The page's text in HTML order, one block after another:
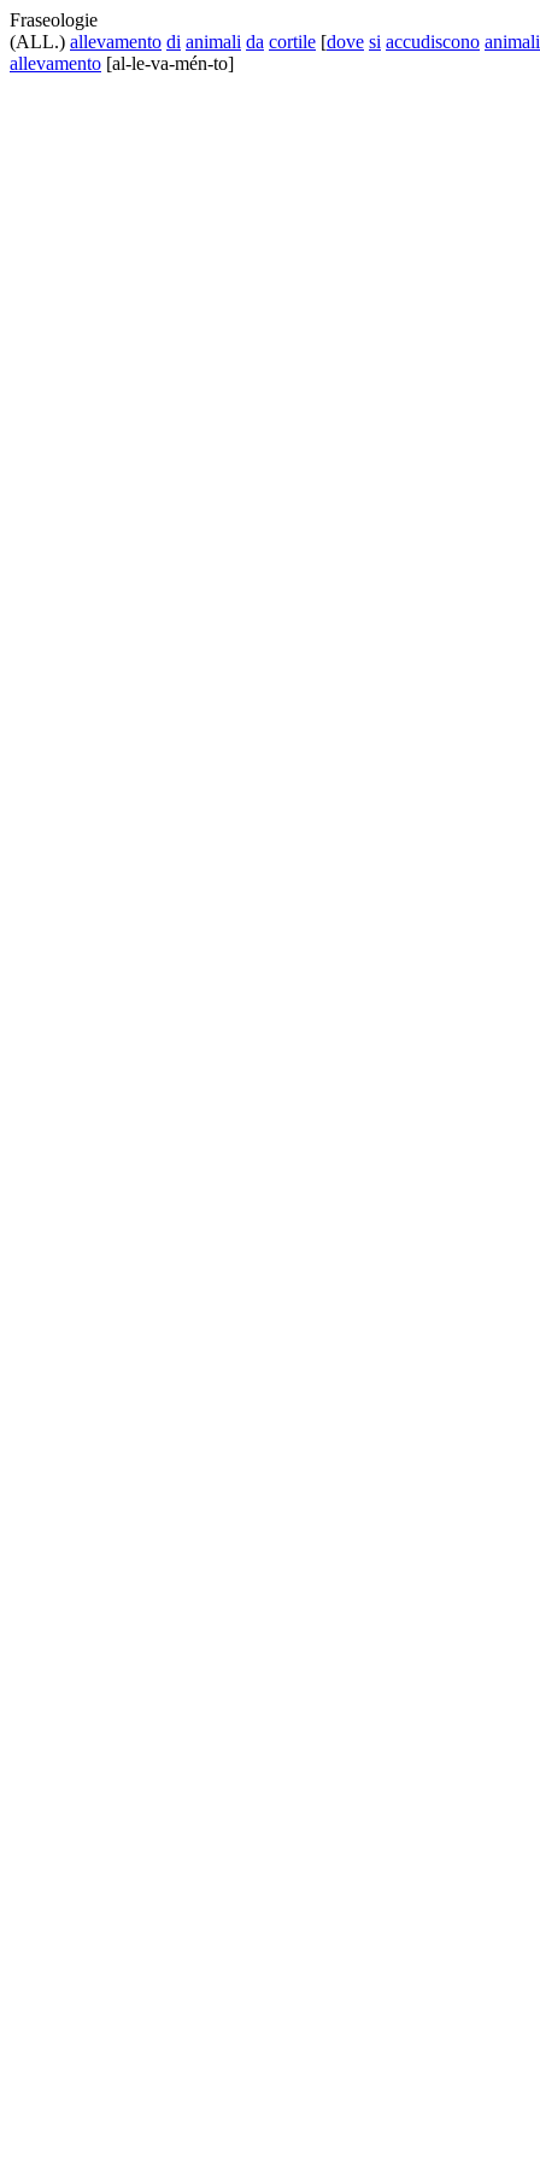
Fraseologie
(ALL.) allevamento di animali da cortile [dove si accudiscono animali
allevamento [al-le-va-mén-to]